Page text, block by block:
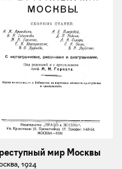
мир Москвы
1924